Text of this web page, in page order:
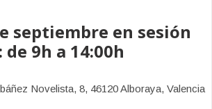
septiembre en sesión
9h a 14:00h
Novelista, 8, 46120 Alboraya, Valencia